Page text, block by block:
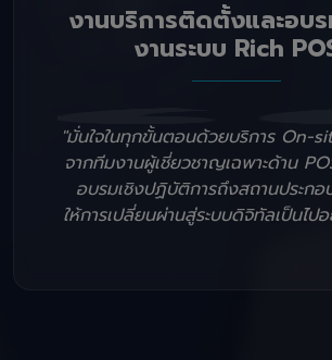
งานบริการติดตั้งและอบร
งานระบบ Rich
"มั่นใจในทุกขั้นตอนด้วยบริการ On-
จากทีมงานผู้เชี่ยวชาญเฉพาะด้าน
อบรมเชิงปฏิบัติการถึงสถานประกอ
ให้การเปลี่ยนผ่านสู่ระบบดิจิทัลเป็นไป